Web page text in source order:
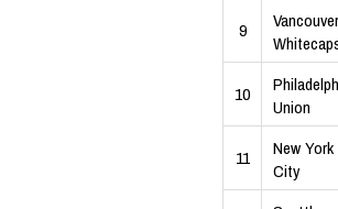
9
Vancouver
10
Union
11
New York
City